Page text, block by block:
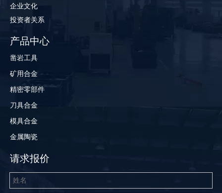
企业文化
投资者关系
产品中心
凿岩工具
矿用合金
精密零部件
刀具合金
模具合金
金属陶瓷
请求报价